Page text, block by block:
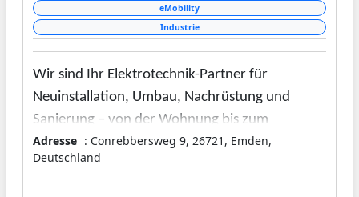
eMobility
Industrie
Wir sind Ihr Elektrotechnik-Partner für
Neuinstallation, Umbau, Nachrüstung und
Sanierung – von der Wohnung bis zum
Industrieobjekt. Mit langjähriger Erfahrung
sorgen wir in Ostfriesland und darüber hinaus
Adresse : Conrebbersweg 9, 26721, Emden,
Deutschland